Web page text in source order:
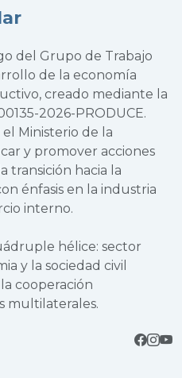
del Grupo de Trabajo
de la economía
creado mediante la
2026-PRODUCE.
Ministerio de la
y promover acciones
transición hacia la
énfasis en la industria
interno.
hélice: sector
y la sociedad civil
cooperación
multilaterales.